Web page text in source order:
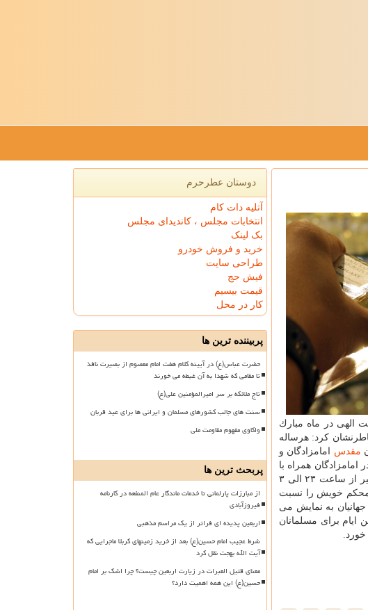
الهی در ماه مبارك
كرد: هرساله
مقدس امامزادگان و
امامزادگان همراه با
برنامه های متنوعی همچون قرائت دعای افتتاح، سخنرانی، مناجات و دعاهای وارده در شب قدر و دعای پرفیض جوشن كبیر از ساعت ۲۳ الی ۳
محكم خویش را نسبت
به نمایش می
ایام برای مسلمانان
دوستان عطرحرم
آتلیه دات کام
انتخابات مجلس ، کاندیدای مجلس
بک لینک
خرید و فروش خودرو
طراحی سایت
فیش حج
قیمت بیسیم
کار در محل
پربیننده ترین ها
حضرت عباس(ع) در آیینه کلام هفت امام معصوم از بصیرت نافذ
تا مقامی که شهدا به آن غبطه می خورند
تاج ملائکه بر سر امیرالمؤمنین علی(ع)
سنت های جالب کشورهای مسلمان و ایرانی ها برای عید قربان
واکاوی مفهوم مقاومت ملی
پربحث ترین ها
از مبارزات پارلمانی تا خدمات ماندگار عام المنفعه در کارنامه
فیروزآبادی
اربعین پدیده ای فراتر از یک مراسم مذهبی
شرط عجیب امام حسین(ع) بعد از خرید زمینهای کربلا ماجرایی که
آیت الله بهجت نقل کرد
معنای قتیل العبرات در زیارت اربعین چیست؟ چرا اشک بر امام
حسین(ع) این همه اهمیت دارد؟